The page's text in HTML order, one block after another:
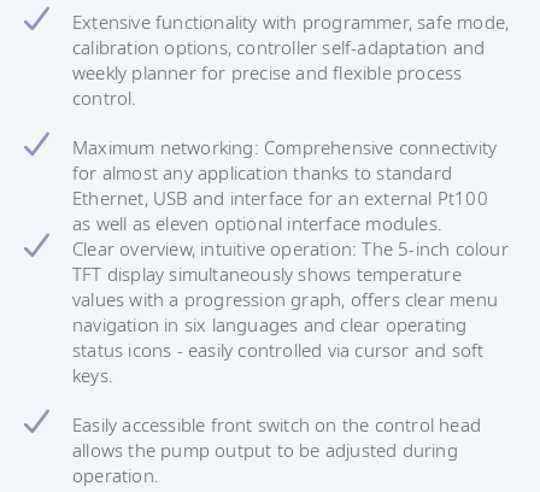
Extensive functionality with programmer, safe mode,
calibration options, controller self-adaptation and
weekly planner for precise and flexible process
control.
Maximum networking: Comprehensive connectivity
for almost any application thanks to standard
Ethernet, USB and interface for an external Pt100
as well as eleven optional interface modules.
Clear overview, intuitive operation: The 5-inch colour
TFT display simultaneously shows temperature
values with a progression graph, offers clear menu
navigation in six languages and clear operating
status icons - easily controlled via cursor and soft
keys.
Easily accessible front switch on the control head
allows the pump output to be adjusted during
operation.